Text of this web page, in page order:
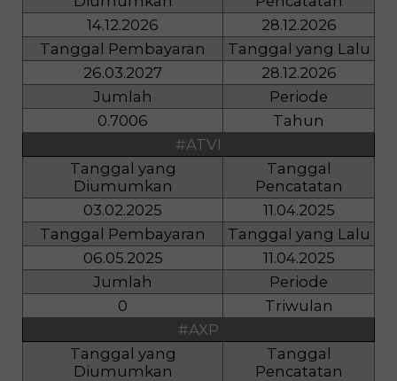
14.12.2026
28.12.2026
Tanggal Pembayaran
Tanggal yang Lalu
26.03.2027
28.12.2026
Jumlah
Periode
0.7006
Tahun
#ATVI
Tanggal yang
Diumumkan
Tanggal
Pencatatan
03.02.2025
11.04.2025
Tanggal Pembayaran
Tanggal yang Lalu
06.05.2025
11.04.2025
Jumlah
Periode
0
Triwulan
#AXP
Tanggal yang
Diumumkan
Tanggal
Pencatatan